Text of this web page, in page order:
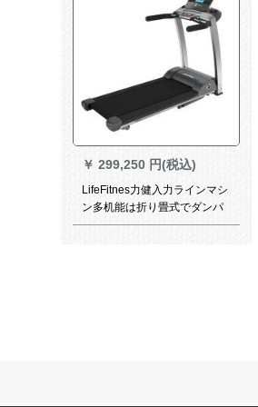
￥ 299,250 円(税込)
LifeFitnes力健入力ラインマシ
ン多机能は折り畳式でダンパ
です。